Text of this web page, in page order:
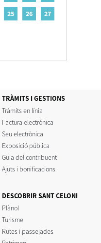
25 26 27
TRÀMITS I GESTIONS
Tràmits en línia
Factura electrònica
Seu electrònica
Exposició pública
Guia del contribuent
Ajuts i bonificacions
DESCOBRIR SANT CELONI
Plànol
Turisme
Rutes i passejades